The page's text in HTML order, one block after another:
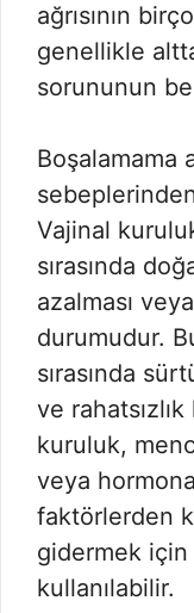
ağrısının
genellikle
sorununun
Boşalamama
Vajinal
sırasında
azalması
durumudur.
sırasında
ve
kuruluk,
veya
faktörlerden
gidermek için
kullanılabilir.